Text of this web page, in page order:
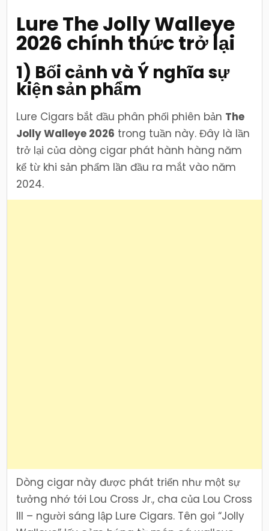
Ecuador
Habano
Claro
Lure The Jolly Walleye
2026 chính thức trở lại
1) Bối cảnh và Ý nghĩa sự
kiện sản phẩm
Lure Cigars bắt đầu phân phối phiên bản The
Jolly Walleye 2026 trong tuần này. Đây là lần
trở lại của dòng cigar phát hành hàng năm
kể từ khi sản phẩm lần đầu ra mắt vào năm
2024.
Dòng cigar này được phát triển như một sự
tưởng nhớ tới Lou Cross Jr., cha của Lou Cross
III – người sáng lập Lure Cigars. Tên gọi “Jolly